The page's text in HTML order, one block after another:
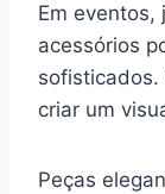
Em eventos,
acessórios
sofisticados.
criar um
Peças